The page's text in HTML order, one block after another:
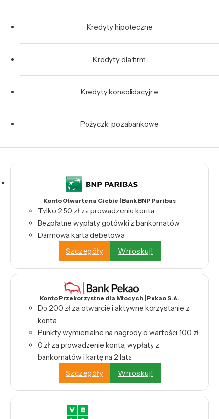
Kredyty hipoteczne
Kredyty dla firm
Kredyty konsolidacyjne
Pożyczki pozabankowe
Konto Otwarte na Ciebie | Bank BNP Paribas
Tylko 2,50 zł za prowadzenie konta
Bezpłatne wypłaty gotówki z bankomatów
Darmowa karta debetowa
Szczegóły
Wnioskuj!
Konto Przekorzystne dla Młodych | Pekao S.A.
Do 200 zł za otwarcie i aktywne korzystanie z
konta
Punkty wymienialne na nagrody o wartości 100 zł
0 zł za prowadzenie konta, wypłaty z
bankomatów i kartę na 2 lata
Szczegóły
Wnioskuj!